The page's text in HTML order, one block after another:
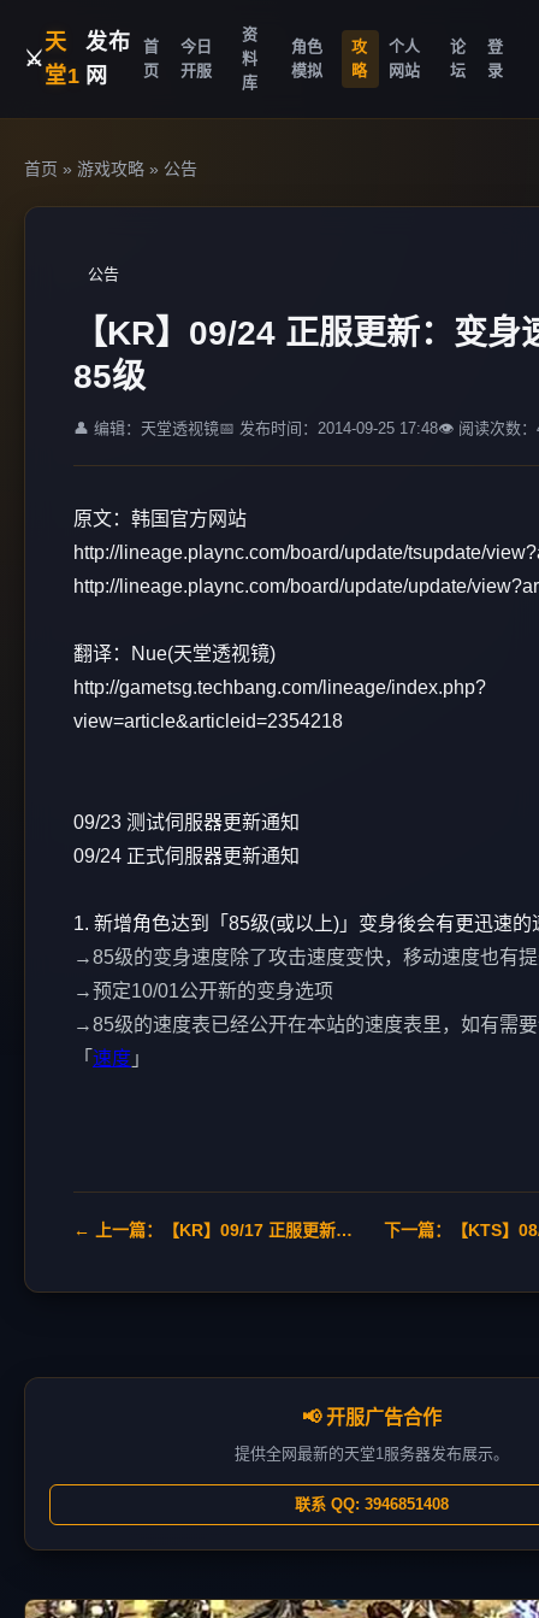
⚔️
天
堂1
发布
网
首
页
今日
开服
资
料
库
角色
模拟
攻
略
个人
网站
论
坛
登
录
首页 » 游戏攻略 » 公告
公告
【KR】09/24 正服更新：变身
85级
👤 编辑：天堂透视镜📅 发布时间：2014-09-25 17:48👁️ 阅读次数：
原文：韩国官方网站
http://lineage.plaync.com/board/update/tsupdate/
http://lineage.plaync.com/board/update/update/
翻译：Nue(天堂透视镜)
http://gametsg.techbang.com/lineage/index.php?
view=article&articleid=2354218
09/23 测试伺服器更新通知
09/24 正式伺服器更新通知
1. 新增角色达到「85级(或以上)」变身後会有更迅速的
→85级的变身速度除了攻击速度变快，移动速度也有
→预定10/01公开新的变身选项
→85级的速度表已经公开在本站的速度表里，如有需
「 速度 」
← 上一篇：【KR】09/17 正服更新：殷海萨的祝福(更新)
📢 开服广告合作
提供全网最新的天堂1服务器发布展示。
联系 QQ: 3946851408